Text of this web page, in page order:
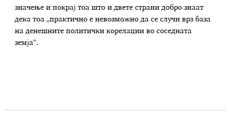
значење и покрај тоа што и двете страни добро знаат
дека тоа „практично е невозможно да се случи врз база
на денешните политички корелации во соседната
земја“.